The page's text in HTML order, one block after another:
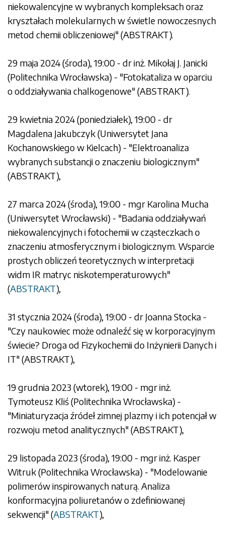
niekowalencyjne w wybranych kompleksach oraz
kryształach molekularnych w świetle nowoczesnych
metod chemii obliczeniowej" (ABSTRAKT).
29 maja 2024 (środa), 19:00 - dr inż. Mikołaj J. Janicki
(Politechnika Wrocławska) - "Fotokataliza w oparciu
o oddziaływania chalkogenowe" (ABSTRAKT).
29 kwietnia 2024 (poniedziałek), 19:00 - dr
Magdalena Jakubczyk (Uniwersytet Jana
Kochanowskiego w Kielcach) - "Elektroanaliza
wybranych substancji o znaczeniu biologicznym"
(ABSTRAKT),
27 marca 2024 (środa), 19:00 - mgr Karolina Mucha
(Uniwersytet Wrocławski) - "Badania oddziaływań
niekowalencyjnych i fotochemii w cząsteczkach o
znaczeniu atmosferycznym i biologicznym. Wsparcie
prostych obliczeń teoretycznych w interpretacji
widm IR matryc niskotemperaturowych"
(ABSTRAKT),
31 stycznia 2024 (środa), 19:00 - dr Joanna Stocka -
"Czy naukowiec może odnaleźć się w korporacyjnym
świecie? Droga od Fizykochemii do Inżynierii Danych i
IT" (ABSTRAKT),
19 grudnia 2023 (wtorek), 19:00 - mgr inż.
Tymoteusz Kliś (Politechnika Wrocławska) -
"Miniaturyzacja źródeł zimnej plazmy i ich potencjał w
rozwoju metod analitycznych" (ABSTRAKT),
29 listopada 2023 (środa), 19:00 - mgr inż. Kasper
Witruk (Politechnika Wrocławska) - "Modelowanie
polimerów inspirowanych naturą. Analiza
konformacyjna poliuretanów o zdefiniowanej
sekwencji" (ABSTRAKT),